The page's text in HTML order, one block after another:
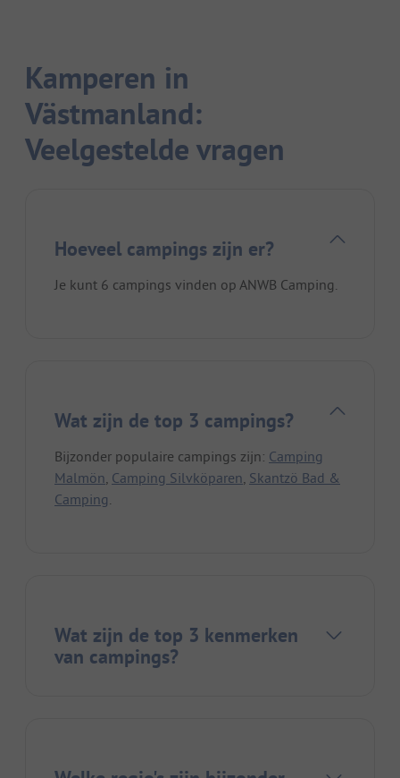
Kamperen in
Västmanland:
Veelgestelde vragen
Hoeveel campings zijn er?
Je kunt 6 campings vinden op ANWB Camping.
Wat zijn de top 3 campings?
Bijzonder populaire campings zijn: Camping
Malmön, Camping Silvköparen, Skantzö Bad &
Camping.
Wat zijn de top 3 kenmerken
van campings?